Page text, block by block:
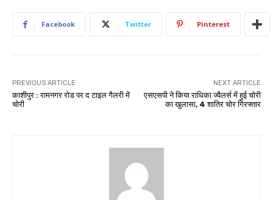
Facebook Twitter Pinterest
PREVIOUS ARTICLE
काशीपुर : रामनगर रोड पर द टाइल गैलरी में
चोरी
NEXT ARTICLE
एसएसपी ने किया राधिका ज्वैलर्स में हुई चोरी
का खुलासा, 4 शातिर चोर गिरफ्तार